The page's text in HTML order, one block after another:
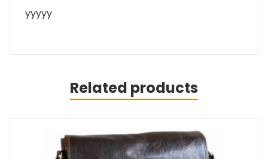
yyyyy
Related products